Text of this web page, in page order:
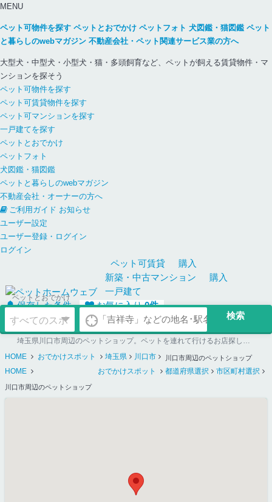
MENU
ペット可物件を探す ペットとおでかけ ペットフォト 犬図鑑・猫図鑑 ペット
と暮らしのwebマガジン 不動産会社・ペット関連サービス業の方へ
大型犬・中型犬・小型犬・猫・多頭飼育など、ペットが飼える賃貸物件・マ
ンションを探そう
ペット可物件を探す
ペット可賃貸物件を探す
ペット可マンションを探す
一戸建てを探す
ペットとおでかけ
ペットフォト
犬図鑑・猫図鑑
ペットと暮らしのwebマガジン
不動産会社・オーナーの方へ
ご利用ガイド お知らせ
ユーザー設定
ユーザー登録・ログイン
ログイン
ペット可賃貸
購入
新築・中古マンション
購入
一戸建て
保存した条件
お気に入り0件
ペットとおでかけ
埼玉県川口市周辺のペットショップ。ペットを連れて行けるお店探しならペットホームウェブ
HOME
おでかけスポット 埼玉県 川口市 川口市周辺のペットショップ
HOME おでかけスポット 都道府県選択 市区町村選択
川口市周辺のペットショップ